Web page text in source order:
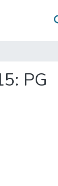
PG